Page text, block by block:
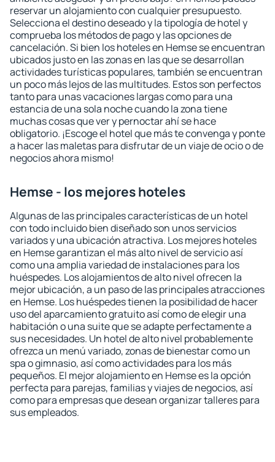
reservar un alojamiento con cualquier presupuesto.
Selecciona el destino deseado y la tipología de hotel y
comprueba los métodos de pago y las opciones de
cancelación. Si bien los hoteles en Hemse se encuentran
ubicados justo en las zonas en las que se desarrollan
actividades turísticas populares, también se encuentran
un poco más lejos de las multitudes. Estos son perfectos
tanto para unas vacaciones largas como para una
estancia de una sola noche cuando la zona tiene
muchas cosas que ver y pernoctar ahí se hace
obligatorio. ¡Escoge el hotel que más te convenga y ponte
a hacer las maletas para disfrutar de un viaje de ocio o de
negocios ahora mismo!
Hemse - los mejores hoteles
Algunas de las principales características de un hotel
con todo incluido bien diseñado son unos servicios
variados y una ubicación atractiva. Los mejores hoteles
en Hemse garantizan el más alto nivel de servicio así
como una amplia variedad de instalaciones para los
huéspedes. Los alojamientos de alto nivel ofrecen la
mejor ubicación, a un paso de las principales atracciones
en Hemse. Los huéspedes tienen la posibilidad de hacer
uso del aparcamiento gratuito así como de elegir una
habitación o una suite que se adapte perfectamente a
sus necesidades. Un hotel de alto nivel probablemente
ofrezca un menú variado, zonas de bienestar como un
spa o gimnasio, así como actividades para los más
pequeños. El mejor alojamiento en Hemse es la opción
perfecta para parejas, familias y viajes de negocios, así
como para empresas que desean organizar talleres para
sus empleados.